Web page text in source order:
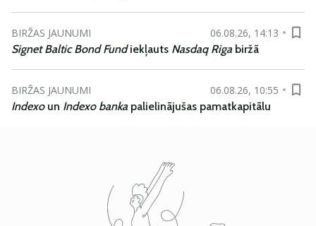
BIRŽAS JAUNUMI
06.08.26, 14:13
Signet Baltic Bond Fundiekļauts Nasdaq Riga biržā
BIRŽAS JAUNUMI
06.08.26, 10:55
Indexoun Indexo banka palielinājušas pamatkapitālu